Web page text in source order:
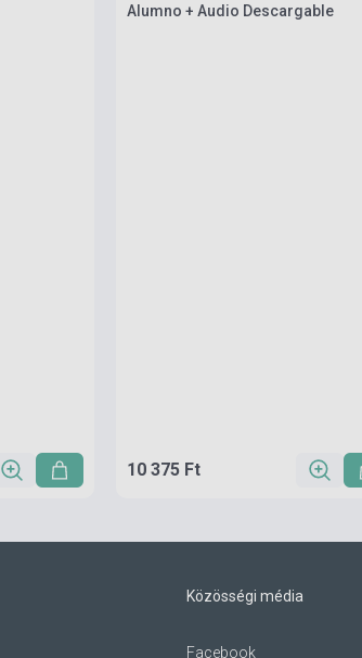
Alumno + Audio Descargable
10 375 Ft
Közösségi média
Facebook